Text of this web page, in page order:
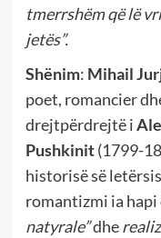
tmerrshëm që lë
jetës”.
Shënim: Mihail
poet, romancier
drejtpërdrejtë i
Pushkinit(1799-
historisë së
romantizmi ia
natyrale”dhe